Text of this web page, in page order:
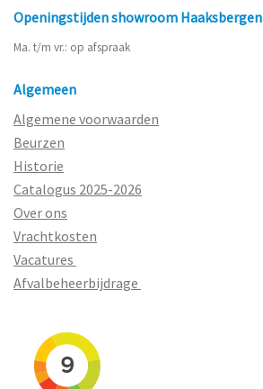
Openingstijden showroom Haaksbergen
Ma. t/m vr.: op afspraak
Algemeen
Algemene voorwaarden
Beurzen
Historie
Catalogus 2025-2026
Over ons
Vrachtkosten
Vacatures
Afvalbeheerbijdrage